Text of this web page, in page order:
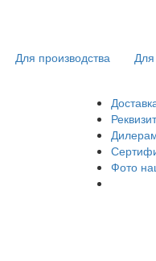
Для производства Для
Фото